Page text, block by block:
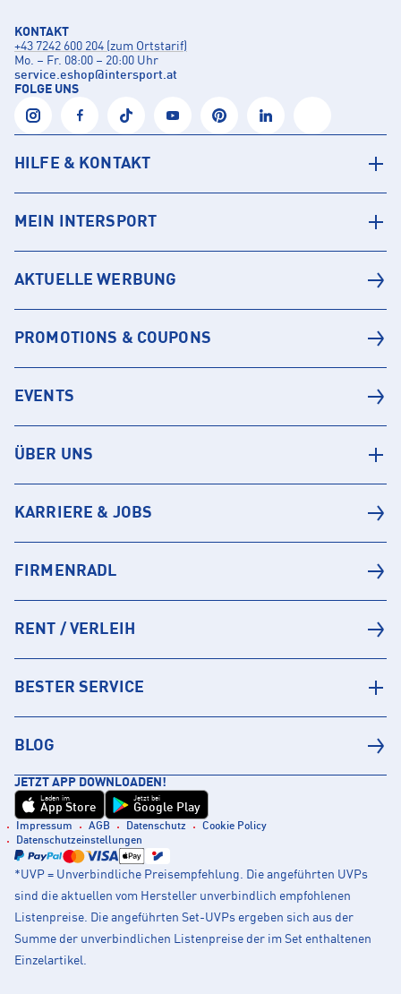
KONTAKT
+43 7242 600 204 (zum Ortstarif)
Mo. – Fr. 08:00 – 20:00 Uhr
service.eshop@intersport.at
FOLGE UNS
HILFE & KONTAKT
MEIN INTERSPORT
AKTUELLE WERBUNG
PROMOTIONS & COUPONS
EVENTS
ÜBER UNS
KARRIERE & JOBS
FIRMENRADL
RENT / VERLEIH
BESTER SERVICE
BLOG
JETZT APP DOWNLOADEN!
Laden im
App Store
Jetzt bei
Google Play
Impressum AGB Datenschutz
Cookie Policy
Datenschutzeinstellungen
*UVP = Unverbindliche Preisempfehlung. Die angeführten UVPs
sind die aktuellen vom Hersteller unverbindlich empfohlenen
Listenpreise. Die angeführten Set-UVPs ergeben sich aus der
Summe der unverbindlichen Listenpreise der im Set enthaltenen
Einzelartikel.